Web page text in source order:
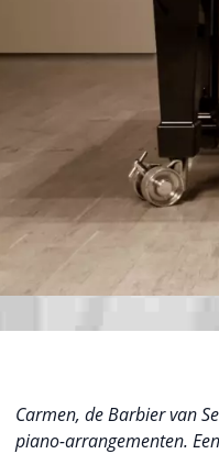
Carmen, de Barbier van
piano-arrangementen.